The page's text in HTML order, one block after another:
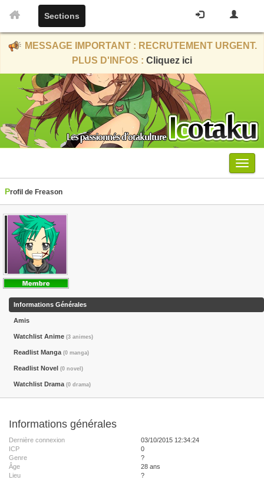
Sections
MESSAGE IMPORTANT : RECRUTEMENT URGENT.
PLUS D'INFOS : Cliquez ici
Menu
Profil de Freason
Informations Générales
Amis
Watchlist Anime (3 animes)
Readlist Manga (0 manga)
Readlist Novel (0 novel)
Watchlist Drama (0 drama)
Informations générales
Dernière connexion
03/10/2015 12:34:24
ICP
0
Genre
?
Âge
28 ans
Lieu
?